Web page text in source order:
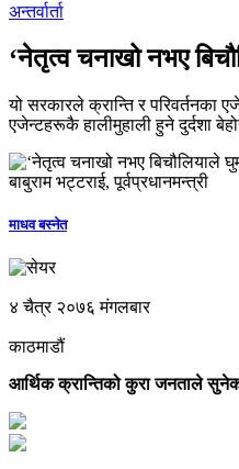
अन्तर्वार्ता
‘नेतृत्व चनाखो नभए
यो सरकारले क्रान्ति र परिवर्तनका
एजेन्टहरूकै हालीमुहाली हुने दुर्दशा
बाबुराम भट्टराई, पूर्वप्रधानमन्त्री
माधव बस्नेत
४ चैत्र २०७६ मंगलबार
काठमाडौं
आर्थिक क्रान्तिको कुरा जनताले